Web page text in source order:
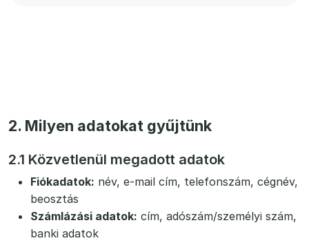
2. Milyen adatokat gyűjtünk
2.1 Közvetlenül megadott adatok
Fiókadatok: név, e-mail cím, telefonszám, cégnév,
beosztás
Számlázási adatok: cím, adószám/személyi szám,
banki adatok